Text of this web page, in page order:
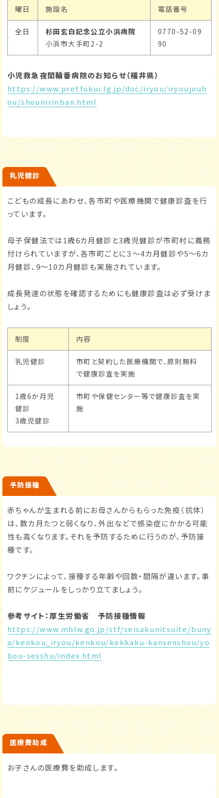
曜日 施設名 電話番号
全日
杉田玄白記念公立小浜病院
小浜市大手町2-2
0770-52-09
90
小児救急夜間輪番病院のお知らせ（福井県）
https://www.pref.fukui.lg.jp/doc/iryou/iryoujouh
ou/shounirinban.html
乳児健診
こどもの成長にあわせ、各市町や医療機関で健康診査を行
っています。
母子保健法では1歳6カ月健診と3歳児健診が市町村に義務
付けられていますが、各市町ごとに３～4カ月健診や5～6カ
月健診、9～10カ月健診も実施されています。
成長発達の状態を確認するためにも健康診査は必ず受けま
しょう。
制度 内容
乳児健診
市町と契約した医療機関で、原則無料
で健康診査を実施
1歳6か月児
健診
3歳児健診
市町や保健センター等で健康診査を実
施
予防接種
赤ちゃんが生まれる前にお母さんからもらった免疫（抗体）
は、数カ月たつと弱くなり、外出などで感染症にかかる可能
性も高くなります。それを予防するために行うのが、予防接
種です。
ワクチンによって、接種する年齢や回数・間隔が違います。事
前にケジュールをしっかり立てましょう。
参考サイト：厚生労働省 予防接種情報
https://www.mhlw.go.jp/stf/seisakunitsuite/buny
a/kenkou_iryou/kenkou/kekkaku-kansenshou/yo
bou-sesshu/index.html
医療費助成
お子さんの医療費を助成します。